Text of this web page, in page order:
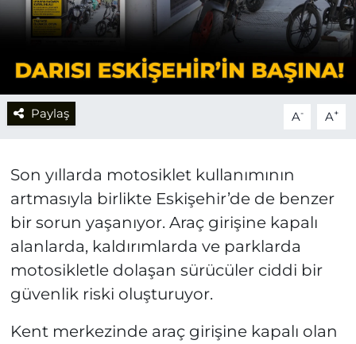
Paylaş A- A+
Son yıllarda motosiklet kullanımının
artmasıyla birlikte Eskişehir’de de benzer
bir sorun yaşanıyor. Araç girişine kapalı
alanlarda, kaldırımlarda ve parklarda
motosikletle dolaşan sürücüler ciddi bir
güvenlik riski oluşturuyor.
Kent merkezinde araç girişine kapalı olan